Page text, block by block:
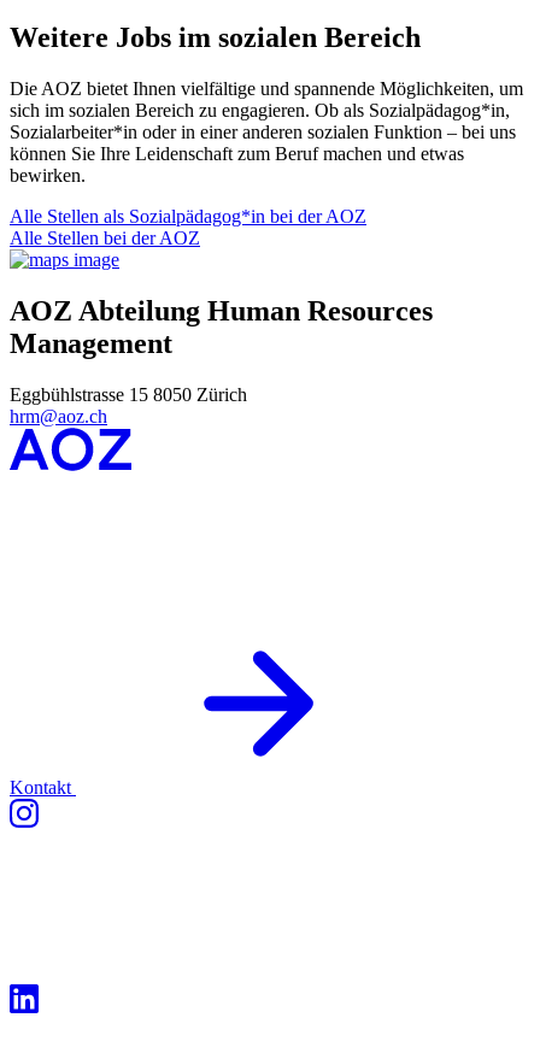
Weitere Jobs im sozialen Bereich
Die AOZ bietet Ihnen vielfältige und spannende Möglichkeiten, um
sich im sozialen Bereich zu engagieren. Ob als Sozialpädagog*in,
Sozialarbeiter*in oder in einer anderen sozialen Funktion – bei uns
können Sie Ihre Leidenschaft zum Beruf machen und etwas
bewirken.
Alle Stellen als Sozialpädagog*in bei der AOZ
Alle Stellen bei der AOZ
AOZ Abteilung Human Resources
Management
Eggbühlstrasse 15 8050 Zürich
hrm@aoz.ch
Kontakt